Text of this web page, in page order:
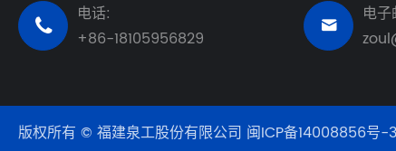

电话:
+86-18105956829

电
版权所有 © 福建泉工股份有限公司 闽ICP备14008856号-3